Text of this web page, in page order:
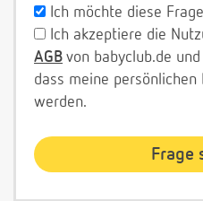
Ich möchte diese
Ich akzeptiere die
AGB von babyclub.de
dass meine
werden.